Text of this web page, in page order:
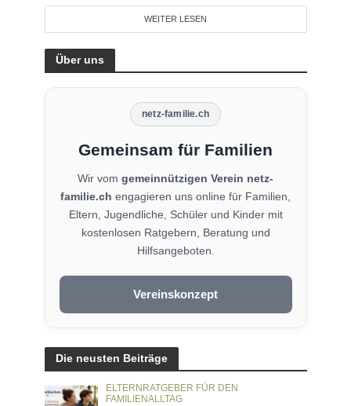
WEITER LESEN
Über uns
netz-familie.ch
Gemeinsam für Familien
Wir vom gemeinnützigen Verein netz-
familie.ch engagieren uns online für Familien,
Eltern, Jugendliche, Schüler und Kinder mit
kostenlosen Ratgebern, Beratung und
Hilfsangeboten.
Vereinskonzept
Die neusten Beiträge
ELTERNRATGEBER FÜR DEN
FAMILIENALLTAG